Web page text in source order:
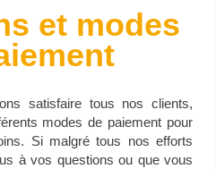
et modes
satisfaire tous nos clients,
modes de paiement pour
Si malgré tous nos efforts
à vos questions ou que vous